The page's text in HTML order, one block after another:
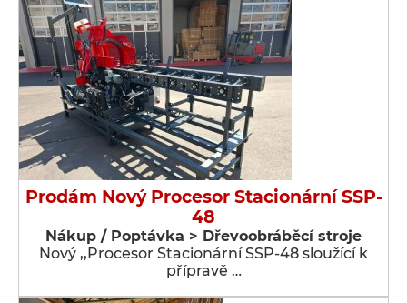
Prodám Nový Procesor Stacionární SSP-
48
Nákup / Poptávka > Dřevoobráběcí stroje
Nový ,,Procesor Stacionární SSP-48 sloužící k
přípravě …